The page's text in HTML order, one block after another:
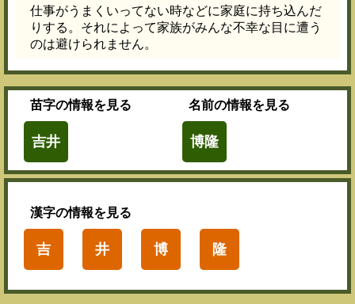
仕事がうまくいってない時などに家庭に持ち込んだ
りする。それによって家族がみんな不幸な目に遭う
のは避けられません。
苗字の情報を見る
吉井
名前の情報を見る
博隆
漢字の情報を見る
吉 井 博 隆